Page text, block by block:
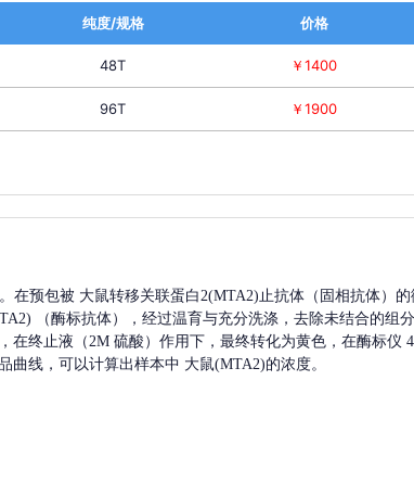
纯度/规格 价格
48T ￥1400
96T ￥1900
在预包被 大鼠转移关联蛋白2(MTA2)止抗体（固相抗体）
（酶标抗体），经过温育与充分洗涤，去除未结合的组
在终止液（2M 硫酸）作用下，最终转化为黄色，在酶标仪
曲线，可以计算出样本中 大鼠(MTA2)的浓度。